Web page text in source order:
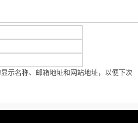
示名称、邮箱地址和网站地址，以便下次